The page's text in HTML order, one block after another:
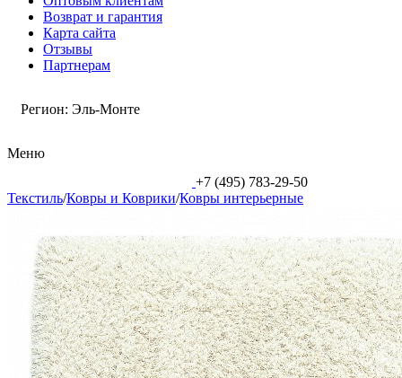
Возврат и гарантия
Карта сайта
Отзывы
Партнерам
Регион: Эль-Монте
Меню
+7 (495) 783-29-50
Текстиль/Ковры и Коврики/Ковры интерьерные